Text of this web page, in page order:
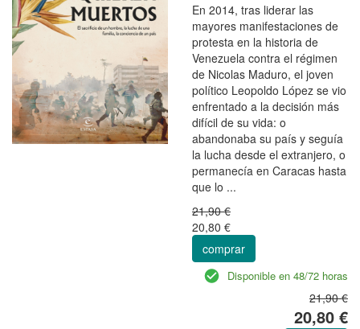
En 2014, tras liderar las
mayores manifestaciones de
protesta en la historia de
Venezuela contra el régimen
de Nicolas Maduro, el joven
político Leopoldo López se vio
enfrentado a la decisión más
difícil de su vida: o
abandonaba su país y seguía
la lucha desde el extranjero, o
permanecía en Caracas hasta
que lo ...
21,90 €
20,80 €
comprar
Disponible en 48/72 horas
21,90 €
20,80 €